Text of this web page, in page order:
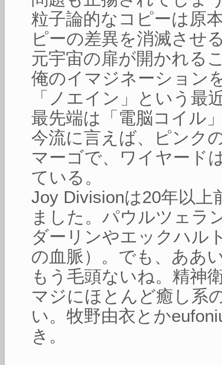
粒子論的なコピーは原
ピーの差異を消滅さ
元宇宙の扉が開かれる
俺のイマジネーション
「ノエイン」という最
最先端は「電脳コイル
今流に言えば、ピンク
マーゴで、ワイヤード
ている。
Joy Divisionは20年以
ました。パウルツェラ
ダーリンやエックハル
の血脈）。でも、ああ
もう毛頭ないね。精神
マジにほとんど癒し系
い。牧野由衣とか
き。